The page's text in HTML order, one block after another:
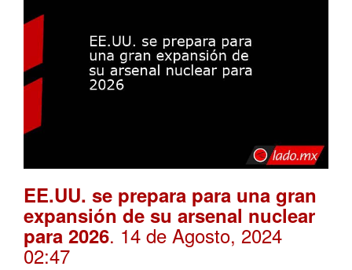
EE.UU. se prepara para una gran
expansión de su arsenal nuclear
para 2026. 14 de Agosto, 2024
02:47